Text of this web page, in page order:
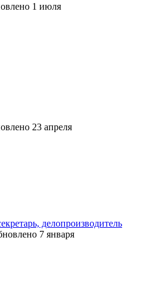
1 июля
23 апреля
делопроизводитель
7 января